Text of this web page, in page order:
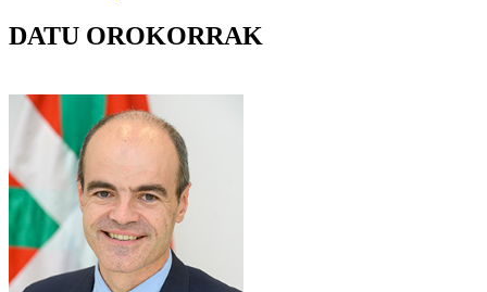
DATU OROKORRAK